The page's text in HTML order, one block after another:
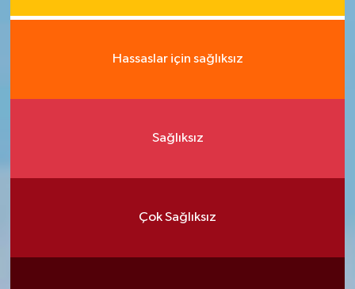
Hassaslar için sağlıksız
Sağlıksız
Çok Sağlıksız